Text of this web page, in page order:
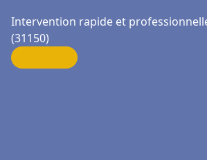
Intervention rapide et
(31150)